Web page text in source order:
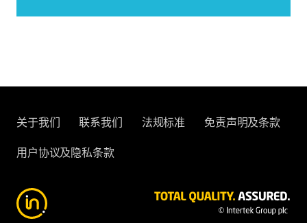
关于我们 联系我们 法规标准 免责声明及条款
用户协议及隐私条款